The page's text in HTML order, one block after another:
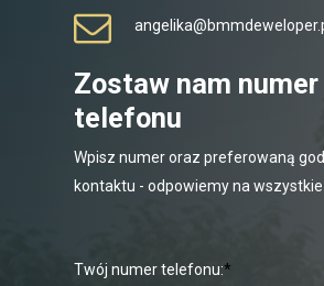
Zostaw nam numer
telefonu
Wpisz numer oraz preferowaną
kontaktu - odpowiemy na wszystkie
Twój numer telefonu:*